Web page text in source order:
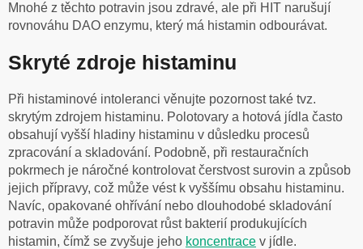
Mnohé z těchto potravin jsou zdravé, ale při HIT narušují
rovnováhu DAO enzymu, který má histamin odbourávat.
Skryté zdroje histaminu
Při histaminové intoleranci věnujte pozornost také tvz.
skrytým zdrojem histaminu. Polotovary a hotová jídla často
obsahují vyšší hladiny histaminu v důsledku procesů
zpracování a skladování. Podobně, při restauračních
pokrmech je náročné kontrolovat čerstvost surovin a způsob
jejich přípravy, což může vést k vyššímu obsahu histaminu.
Navíc, opakované ohřívání nebo dlouhodobé skladování
potravin může podporovat růst bakterií produkujících
histamin, čímž se zvyšuje jeho koncentrace v jídle.